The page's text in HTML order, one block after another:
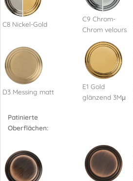
C8 Nickel-Gold
C9 Chrom-
Chrom velours
D3 Messing matt
E1 Gold
glänzend 3Mμ
Patinierte
Oberflächen: